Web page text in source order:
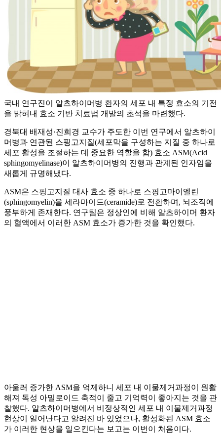
국내 연구진이 알츠하이머병 환자의 세포 내 특정 효소의 기전
을 밝혀내 효소 기반 치료법 개발의 초석을 마련했다.
경북대 배재성·진희경 교수가 주도한 이번 연구에서 알츠하이
머병과 연관된 스핑고지질(세포막을 구성하는 지질 중 하나로
세포 활성을 조절하는 데 중요한 역할을 함) 효소 ASM(Acid
sphingomyelinase)이 알츠하이머병의 진행과 관계된 인자임을
새롭게 규명해냈다.
ASM은 스핑고지질 대사 효소 중 하나로 스핑고마이엘린
(sphingomyelin)을 세라마이드(ceramide)로 전환하며, 뇌조직에
풍부하게 존재한다. 연구팀은 정상인에 비해 알츠하이머 환자
의 혈액에서 이러한 ASM 효소가 증가한 것을 확인했다.
아울러 증가한 ASM을 억제하니 세포 내 이물제거과정이 원활
해져 독성 아밀로이드 축적이 줄고 기억력이 좋아지는 것을 관
찰했다. 알츠하이머병에서 비정상적인 세포 내 이물제거과정
현상이 일어난다고 알려진 바 있었으나, 활성화된 ASM 효소
가 이러한 현상을 일으킨다는 보고는 이번이 처음이다.